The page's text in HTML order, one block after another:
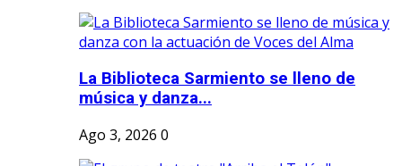
La Biblioteca Sarmiento se lleno de
música y danza...
Ago 3, 2026 0